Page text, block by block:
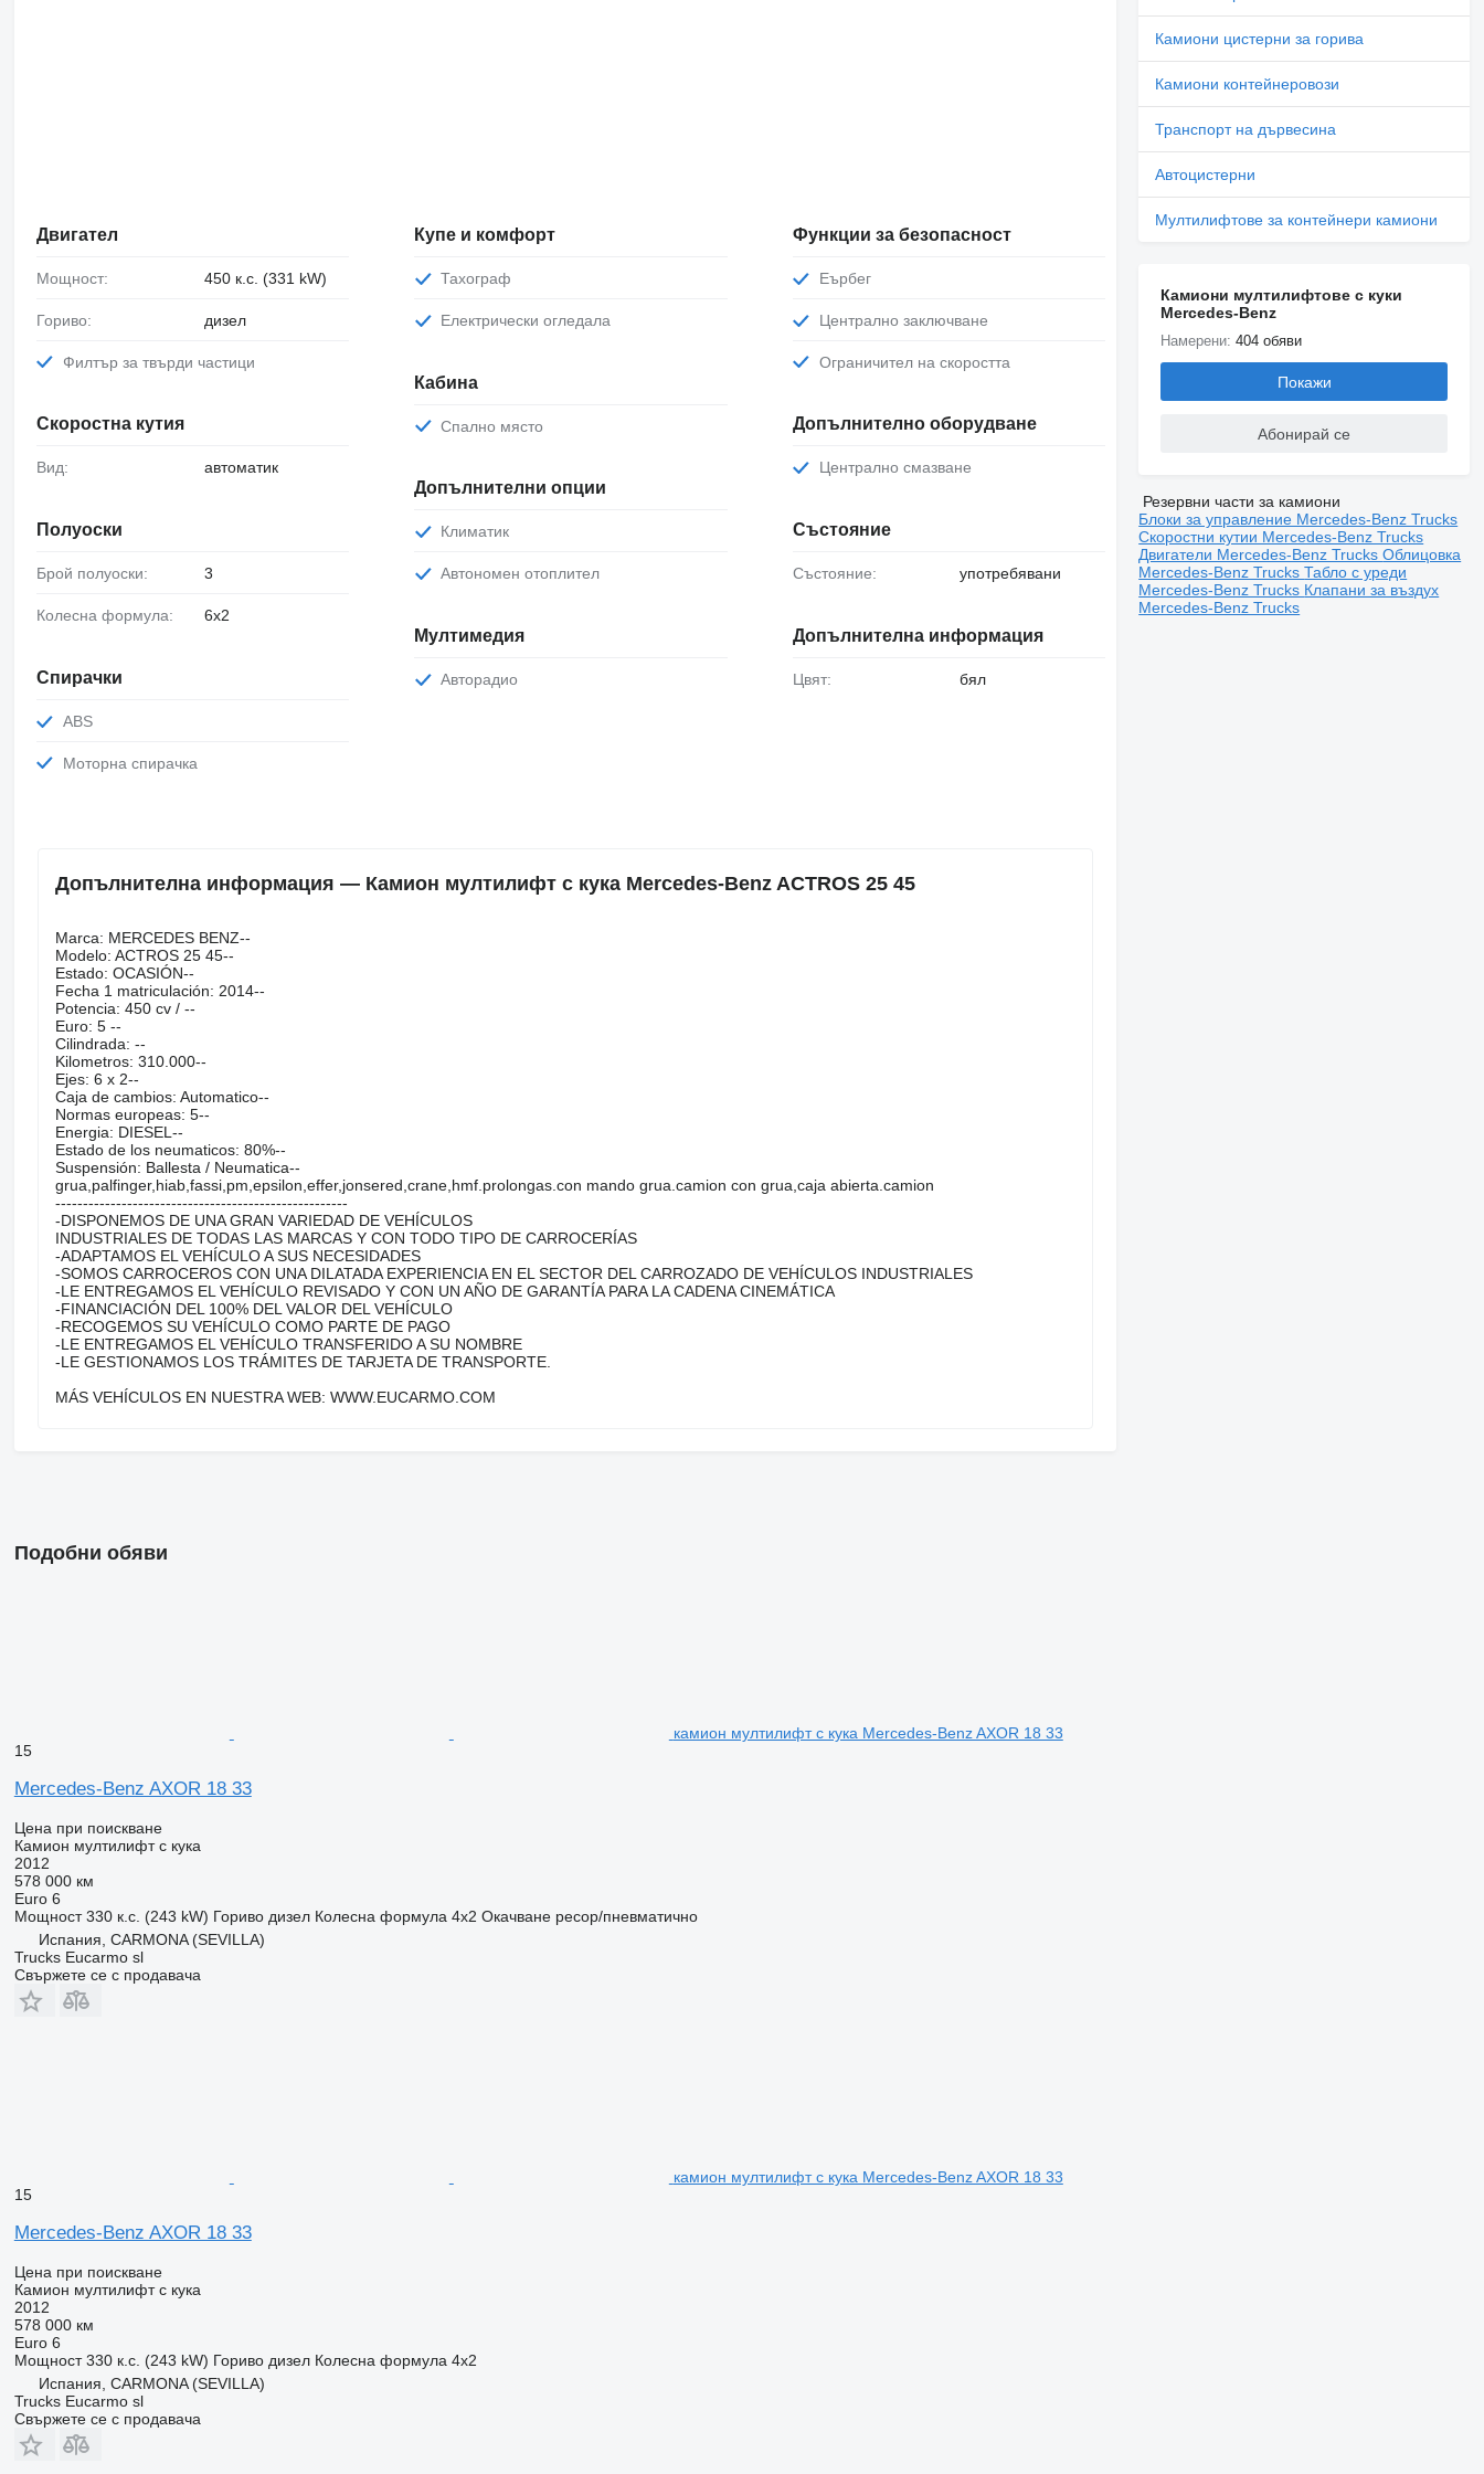
Двигател
Мощност: 450 к.с. (331 kW)
Гориво: дизел
Филтър за твърди частици
Скоростна кутия
Вид: автоматик
Полуоски
Брой полуоски: 3
Колесна формула: 6x2
Спирачки
ABS
Моторна спирачка
Купе и комфорт
Тахограф
Електрически огледала
Кабина
Спално място
Допълнителни опции
Климатик
Автономен отоплител
Мултимедия
Авторадио
Функции за безопасност
Еърбег
Централно заключване
Ограничител на скоростта
Допълнително оборудване
Централно смазване
Състояние
Състояние: употребявани
Допълнителна информация
Цвят: бял
Допълнителна информация — Камион мултилифт с кука Mercedes-Benz ACTROS 25 45
Marca: MERCEDES BENZ--
Modelo: ACTROS 25 45--
Estado: OCASIÓN--
Fecha 1 matriculación: 2014--
Potencia: 450 cv / --
Euro: 5 --
Cilindrada: --
Kilometros: 310.000--
Ejes: 6 x 2--
Caja de cambios: Automatico--
Normas europeas: 5--
Energia: DIESEL--
Estado de los neumaticos: 80%--
Suspensión: Ballesta / Neumatica--
grua,palfinger,hiab,fassi,pm,epsilon,effer,jonsered,crane,hmf.prolongas.con mando grua.camion con grua,caja abierta.camion
-----------------------------------------------------
-DISPONEMOS DE UNA GRAN VARIEDAD DE VEHÍCULOS
INDUSTRIALES DE TODAS LAS MARCAS Y CON TODO TIPO DE CARROCERÍAS
-ADAPTAMOS EL VEHÍCULO A SUS NECESIDADES
-SOMOS CARROCEROS CON UNA DILATADA EXPERIENCIA EN EL SECTOR DEL CARROZADO DE VEHÍCULOS INDUSTRIALES
-LE ENTREGAMOS EL VEHÍCULO REVISADO Y CON UN AÑO DE GARANTÍA PARA LA CADENA CINEMÁTICA
-FINANCIACIÓN DEL 100% DEL VALOR DEL VEHÍCULO
-RECOGEMOS SU VEHÍCULO COMO PARTE DE PAGO
-LE ENTREGAMOS EL VEHÍCULO TRANSFERIDO A SU NOMBRE
-LE GESTIONAMOS LOS TRÁMITES DE TARJETA DE TRANSPORTE.
MÁS VEHÍCULOS EN NUESTRA WEB: WWW.EUCARMO.COM
Камиони цистерни за горива
Камиони контейнеровози
Транспорт на дървесина
Автоцистерни
Мултилифтове за контейнери камиони
Камиони мултилифтове с куки
Mercedes-Benz
Намерени:404 обяви
Покажи
Абонирай се
Резервни части за камиони
Блоки за управление Mercedes-Benz Trucks
Скоростни кутии Mercedes-Benz Trucks
Двигатели Mercedes-Benz TrucksОблицовка
Mercedes-Benz TrucksТабло с уреди
Mercedes-Benz Trucks Клапани за въздух
Mercedes-Benz Trucks
Подобни обяви
камион мултилифт с кука Mercedes-Benz AXOR 18 33
15
Mercedes-Benz AXOR 18 33
Цена при поискване
Камион мултилифт с кука
2012
578 000 км
Euro 6
Мощност 330 к.с. (243 kW) Гориво дизел Колесна формула 4x2 Окачване ресор/пневматично
Испания, CARMONA (SEVILLA)
Trucks Eucarmo sl
Свържете се с продавача
камион мултилифт с кука Mercedes-Benz AXOR 18 33
15
Mercedes-Benz AXOR 18 33
Цена при поискване
Камион мултилифт с кука
2012
578 000 км
Euro 6
Мощност 330 к.с. (243 kW) Гориво дизел Колесна формула 4x2
Испания, CARMONA (SEVILLA)
Trucks Eucarmo sl
Свържете се с продавача